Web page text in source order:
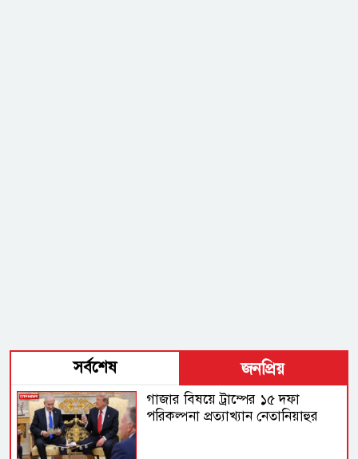
সর্বশেষ জনপ্রিয়
গাজার বিষয়ে ট্রাম্পের ১৫ দফা
পরিকল্পনা প্রত্যাখ্যান নেতানিয়াহুর